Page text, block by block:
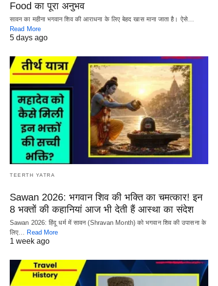
Food का पूरा अनुभव
सावन का महीना भगवान शिव की आराधना के लिए बेहद खास माना जाता है। ऐसे…
Read More
5 days ago
TEERTH YATRA
Sawan 2026: भगवान शिव की भक्ति का चमत्कार! इन
8 भक्तों की कहानियां आज भी देती हैं आस्था का संदेश
Sawan 2026: हिंदू धर्म में सावन (Shravan Month) को भगवान शिव की उपासना के
लिए…
Read More
1 week ago